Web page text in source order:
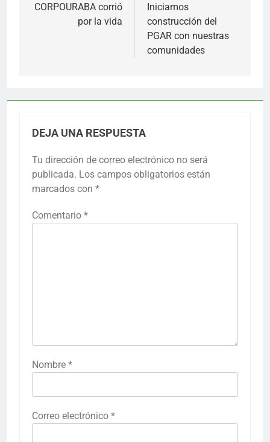
de
entradas
CORPOURABA corrió
por la vida
Iniciamos
construcción del
PGAR con nuestras
comunidades
DEJA UNA RESPUESTA
Tu dirección de correo electrónico no será
publicada. Los campos obligatorios están
marcados con *
Comentario *
Nombre *
Correo electrónico *